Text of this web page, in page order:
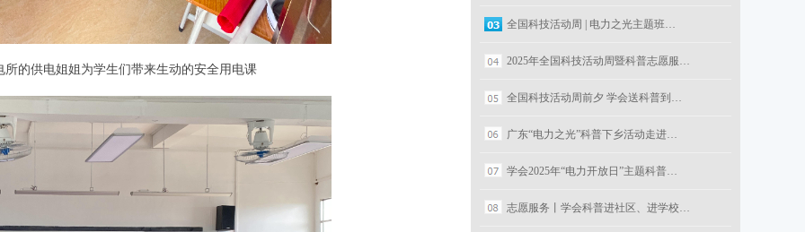
所的供电姐姐为学生们带来生动的安全用电课
全国科技活动周 | 电力之光主题班…
2025年全国科技活动周暨科普志愿服…
全国科技活动周前夕 学会送科普到…
广东“电力之光”科普下乡活动走进…
学会2025年“电力开放日”主题科普…
志愿服务丨学会科普进社区、进学校…